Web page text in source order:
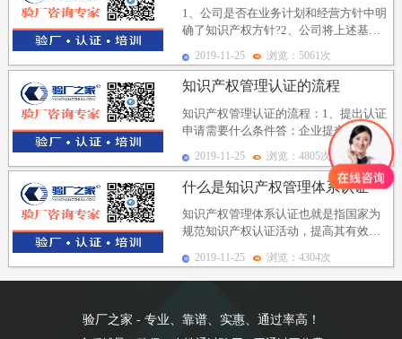
1、公司是否在业务计划和经营方针中明
确了知识产权方针?2、公司将上述基本
制定知识产权...
2019-11-25 浏览：5061次
知识产权管理认证的流程
知识产权管理认证的流程：1、提出认证
申请需要什么条件答：企业提交申请需
满足三个条件：建立文件化的知识产权
管理体系并实施运...
2019-11-25 浏览：4805次
什么是知识产权管理体系认证
知识产权管理体系认证也就是指国家为
规范知识产权认证活动，提高其有效
和国专利法》，《中华...
2019-11-25 浏览：4304次
验厂之家 - 专业、靠谱、实惠、通过率高！